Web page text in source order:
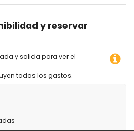
privada en el
ascensor hasta el apartamento.
recomendamos un coche.
vallado. Se entra a través de
mando a distancia.
y reservar
y salida para ver el
todos los gastos.